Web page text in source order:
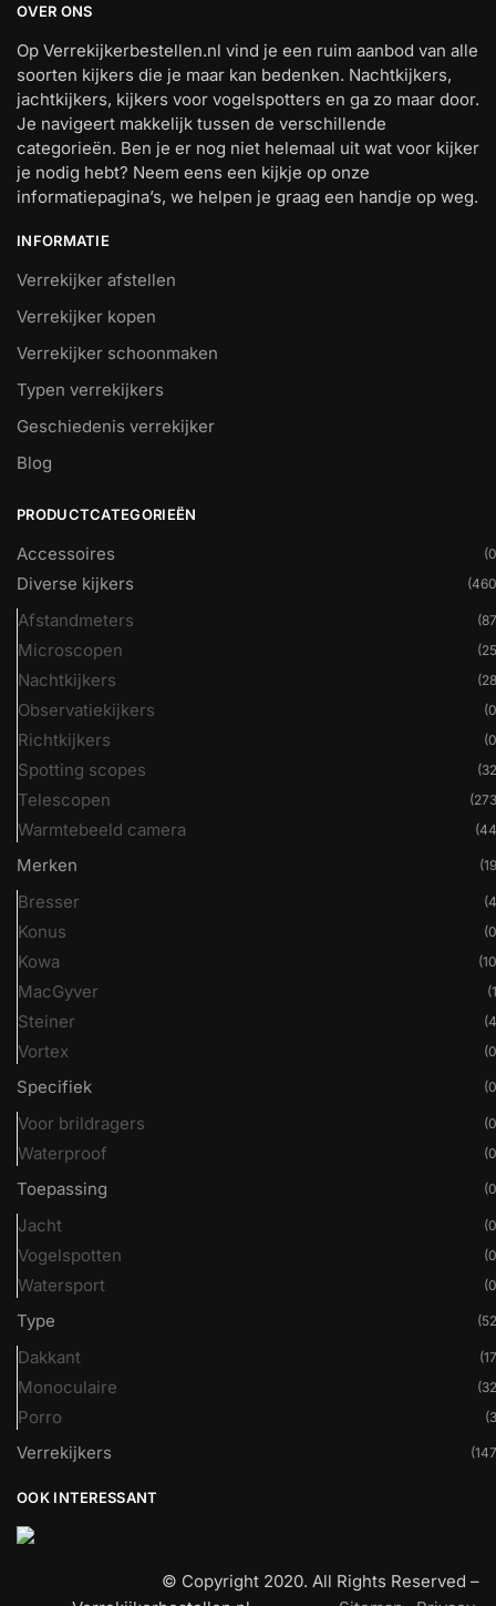
OVER ONS
Op Verrekijkerbestellen.nl vind je een ruim aanbod van alle
soorten kijkers die je maar kan bedenken. Nachtkijkers,
jachtkijkers, kijkers voor vogelspotters en ga zo maar door.
Je navigeert makkelijk tussen de verschillende
categorieën. Ben je er nog niet helemaal uit wat voor kijker
je nodig hebt? Neem eens een kijkje op onze
informatiepagina’s, we helpen je graag een handje op weg.
INFORMATIE
Verrekijker afstellen
Verrekijker kopen
Verrekijker schoonmaken
Typen verrekijkers
Geschiedenis verrekijker
Blog
PRODUCTCATEGORIEËN
Accessoires
Diverse kijkers
Afstandmeters
Microscopen
Nachtkijkers
Observatiekijkers
Richtkijkers
Spotting scopes
Telescopen
Warmtebeeld camera
Merken
Bresser
Konus
Kowa
MacGyver
Steiner
Vortex
Specifiek
Voor brildragers
Waterproof
Toepassing
Jacht
Vogelspotten
Watersport
Type
Dakkant
Monoculaire
Porro
Verrekijkers
OOK INTERESSANT
© Copyright 2020. All Rights Reserved –